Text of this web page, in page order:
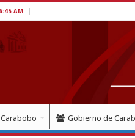
AM
Carabobo Gobierno de